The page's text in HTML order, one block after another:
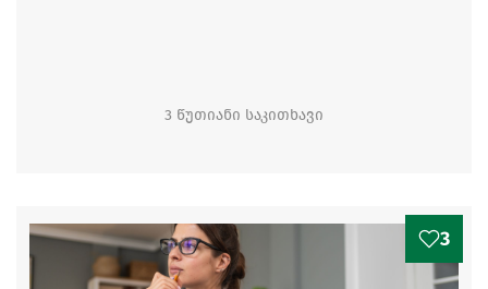
3 წუთიანი საკითხავი
3